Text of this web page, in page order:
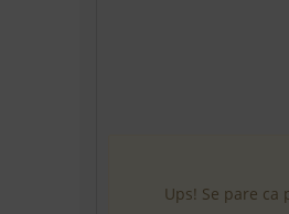
Ups! Se pare